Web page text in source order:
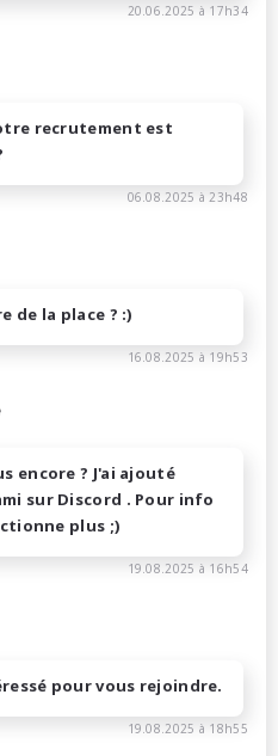
20.06.2025 à 17h34
recrutement est
06.08.2025 à 23h48
de la place ? :)
16.08.2025 à 19h53
encore ? J'ai ajouté
sur Discord . Pour info
plus ;)
19.08.2025 à 16h54
pour vous rejoindre.
19.08.2025 à 18h55